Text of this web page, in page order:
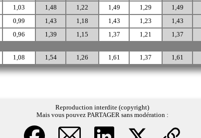
1,03 1,48 1,22 1,49 1,29 1,49
0,99 1,43 1,18 1,43 1,23 1,43
0,96 1,39 1,15 1,37 1,21 1,37
1,08 1,54 1,26 1,61 1,37 1,61
Reproduction interdite (copyright)
Mais vous pouvez PARTAGER sans modération :